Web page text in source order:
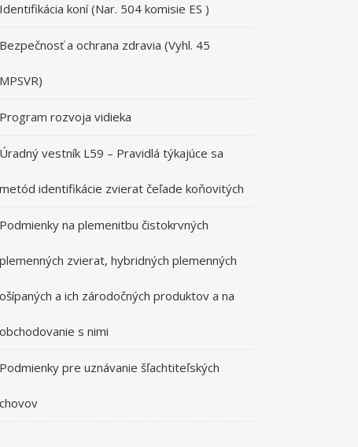
Identifikácia koní (Nar. 504 komisie ES )
Bezpečnosť a ochrana zdravia (Vyhl. 45
MPSVR)
Program rozvoja vidieka
Úradný vestník L59 – Pravidlá týkajúce sa
metód identifikácie zvierat čeľade koňovitých
Podmienky na plemenitbu čistokrvných
plemenných zvierat, hybridných plemenných
ošípaných a ich zárodočných produktov a na
obchodovanie s nimi
Podmienky pre uznávanie šľachtiteľských
chovov